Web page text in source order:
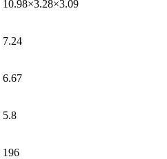
10.98×3.28×3.09
7.24
6.67
5.8
196